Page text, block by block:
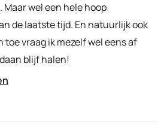
wel een hele hoop
de laatste tijd. En natuurlijk ook
toe vraag ik mezelf wel eens af
blijf halen!